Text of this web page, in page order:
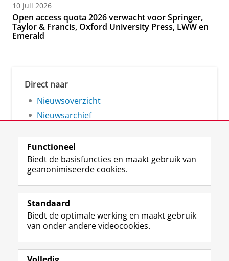
10 juli 2026
Open access quota 2026 verwacht voor Springer,
Taylor & Francis, Oxford University Press, LWW en
Emerald
Direct naar
Nieuwsoverzicht
Nieuwsarchief
Volg de RUG
F
a
e
b
o
L
i
k
e
I
R
S
-
f
e
I
n
t
r
Y
o
T
e
Studiekiezers
Alumni
Functioneel
Biedt de basisfuncties en maakt gebruik van
geanonimiseerde cookies.
Standaard
Biedt de optimale werking en maakt gebruik
van onder andere videocookies.